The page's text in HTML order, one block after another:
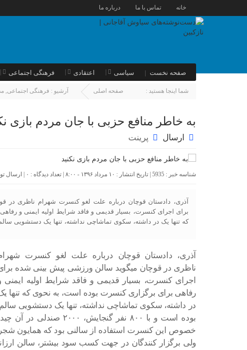
خانه تماس با ما درباره ما
صفحه نخست سیاسی اعتقادی فرهنگی اجتماعی
شما اینجا هستید : صفحه اصلی آرشیو : فرهنگی اجتماعی,
به خاطر منافع حزبی با جان مردم بازی
ارسال پرینت
شناسه خبر : 5935 | تاریخ انتشار : ۱۰ مرداد ۱۳۹۶ - ۸:۰۰ | تعداد دیدگاه : ۰ | ارسال
آذری، دادستان قوچان درباره علت لغو کنسرت شهرام ناظری در
برای اجرای کنسرت، بسیار قدیمی و فاقد شرایط اولیه ایمنی و
که تنها یک در داشته، سکوی تماشاچی نداشته، تنها یک دستشویی
آذری، دادستان قوچان درباره علت لغو کنسرت
ناظری در قوچان میگوید سالن ورزشی پیش بینی شده
اجرای کنسرت، بسیار قدیمی و فاقد شرایط اولیه ایمنی
رفاهی برای برگزاری کنسرت بوده است، به نحوی که تنها
در داشته، سکوی تماشاچی نداشته، تنها یک دستشویی سالم
بوده است و با ۸۰۰ نفر
خصوص این کنسرت استفاده از سالنی بود که همایون
ولی برگزار کنندگان در جهت کسب سود بیشتر، سالن